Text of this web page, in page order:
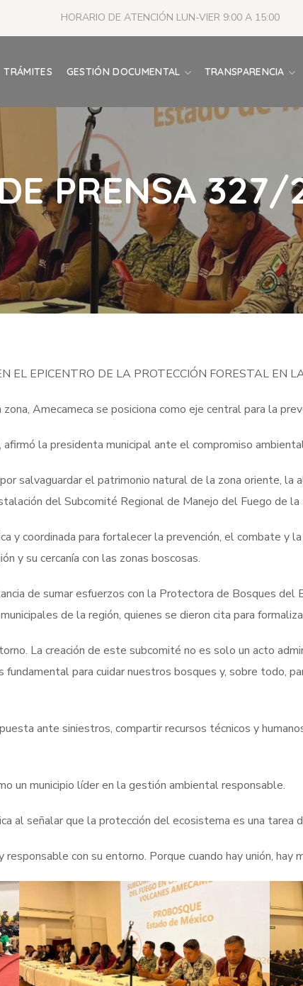
HORARIO DE ATENCIÓN LUN-VIER 9:00 A 15:00
TRÁMITES GESTIÓN DOCUMENTAL TRANSPARENCIA
PRENSA
EL EPICENTRO DE LA PROTECCIÓN FORESTAL EN
Amecameca se posiciona como eje central para la
afirmó la presidenta municipal ante el compromiso
salvaguardar el patrimonio natural de la zona oriente,
del Subcomité Regional de Manejo del Fuego de
y coordinada para fortalecer la prevención, el combate y
y su cercanía con las zonas boscosas.
de sumar esfuerzos con la Protectora de Bosques del
de la región, quienes se dieron cita para
La creación de este subcomité no es solo un acto
para cuidar nuestros bosques y, sobre todo,
ante siniestros, compartir recursos técnicos y
un municipio líder en la gestión ambiental responsable.
al señalar que la protección del ecosistema es una tarea
con su entorno. Porque cuando hay unión,